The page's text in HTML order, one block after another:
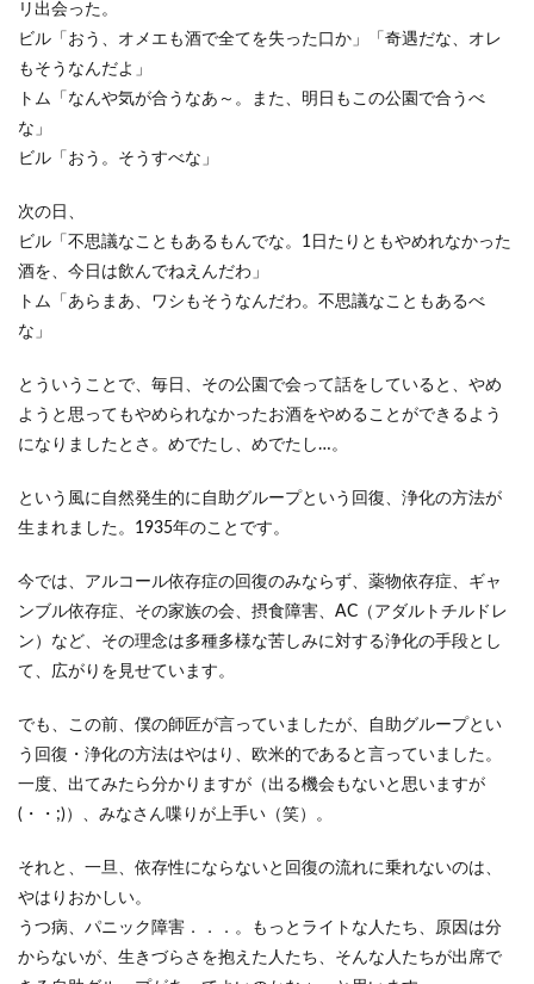
リ出会った。
ビル「おう、オメエも酒で全てを失った口か」「奇遇だな、オレ
もそうなんだよ」
トム「なんや気が合うなあ～。また、明日もこの公園で合うべ
な」
ビル「おう。そうすべな」
次の日、
ビル「不思議なこともあるもんでな。1日たりともやめれなかった
酒を、今日は飲んでねえんだわ」
トム「あらまあ、ワシもそうなんだわ。不思議なこともあるべ
な」
とういうことで、毎日、その公園で会って話をしていると、やめ
ようと思ってもやめられなかったお酒をやめることができるよう
になりましたとさ。めでたし、めでたし…。
という風に自然発生的に自助グループという回復、浄化の方法が
生まれました。1935年のことです。
今では、アルコール依存症の回復のみならず、薬物依存症、ギャ
ンブル依存症、その家族の会、摂食障害、AC（アダルトチルドレ
ン）など、その理念は多種多様な苦しみに対する浄化の手段とし
て、広がりを見せています。
でも、この前、僕の師匠が言っていましたが、自助グループとい
う回復・浄化の方法はやはり、欧米的であると言っていました。
一度、出てみたら分かりますが（出る機会もないと思いますが
(・・;)）、みなさん喋りが上手い（笑）。
それと、一旦、依存性にならないと回復の流れに乗れないのは、
やはりおかしい。
うつ病、パニック障害．．．。もっとライトな人たち、原因は分
からないが、生きづらさを抱えた人たち、そんな人たちが出席で